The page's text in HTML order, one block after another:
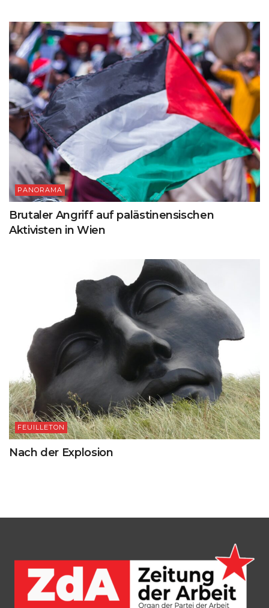
PANORAMA
Brutaler Angriff auf palästinensischen
Aktivisten in Wien
FEUILLETON
Nach der Explosion